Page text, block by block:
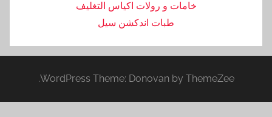
خامات و رولات اكياس التغليف
طبات اندكشن سيل
WordPress Theme: Donovan by